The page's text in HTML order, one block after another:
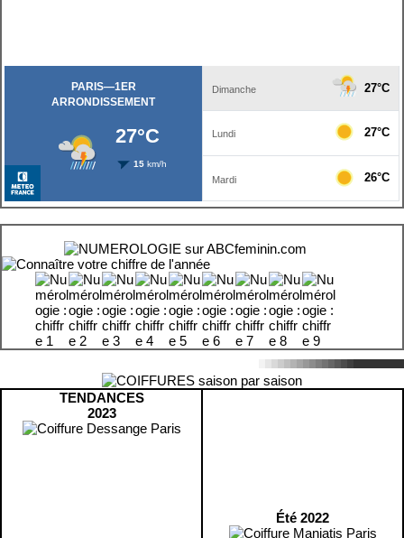
TENDANCES
2023
Été 2022